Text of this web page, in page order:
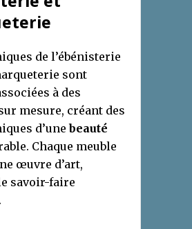
de l’ébénisterie
sont
à des
mesure, créant des
d’unebeauté
Chaque meuble
œuvre d’art,
savoir-faire